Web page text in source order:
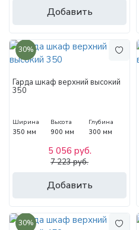
Добавить
30%
Гарда шкаф верхний высокий
350
Ширина
350 мм
Высота
900 мм
Глубина
300 мм
Добавить
5 056 руб.
7 223 руб.
30%